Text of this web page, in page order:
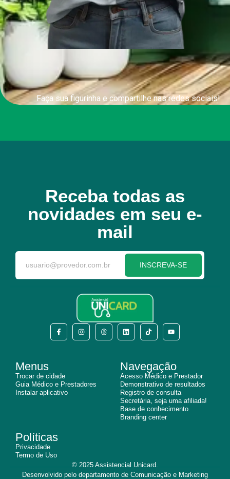
Faça sua figurinha e compartilhe nas redes sociais!
Receba todas as
novidades em seu e-
mail
INSCREVA-SE
Menus
Trocar de cidade
Guia Médico e Prestadores
Instalar aplicativo
Navegação
Acesso Médico e Prestador
Demonstrativo de resultados
Registro de consulta
Secretária, seja uma afiliada!
Base de conhecimento
Branding center
Políticas
Privacidade
Termo de Uso
© 2025 Assistencial Unicard.
Desenvolvido pelo departamento de Comunicação e Marketing